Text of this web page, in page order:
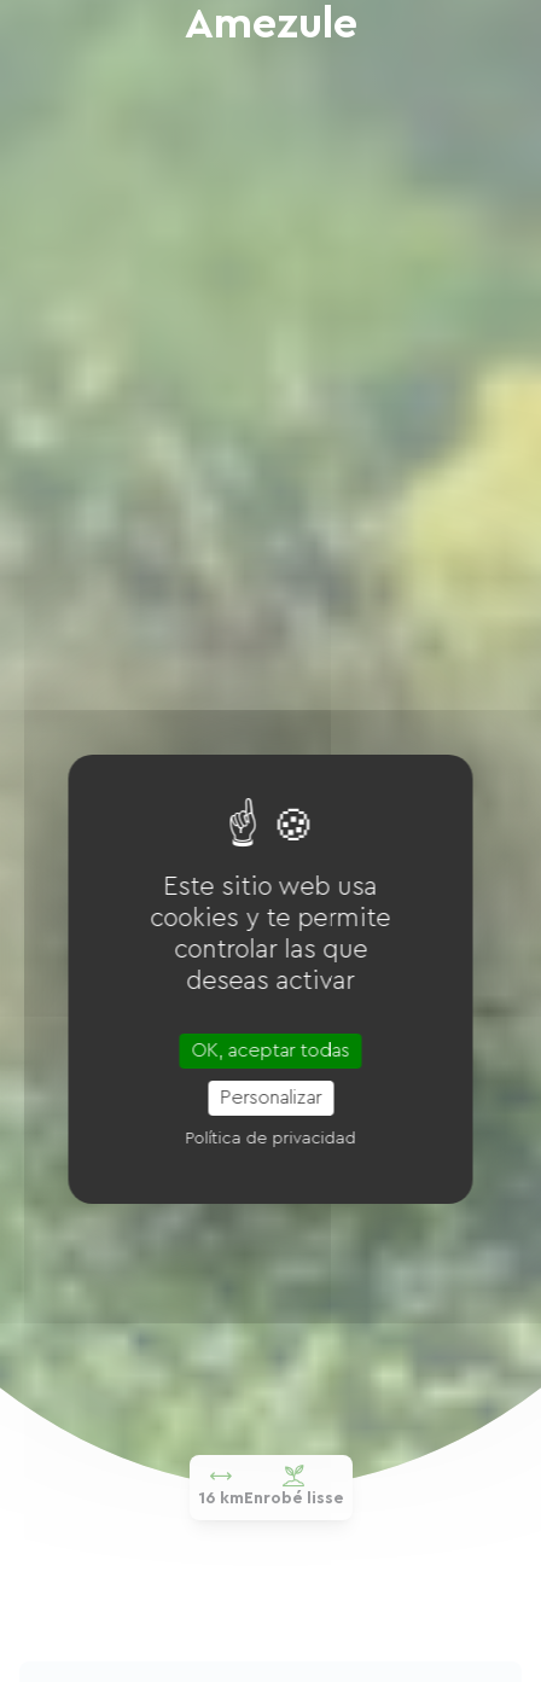
Amezule
16 kmEnrobé lisse
Este sitio web usa
cookies y te permite
controlar las que
deseas activar
OK, aceptar todas
Personalizar
Política de privacidad